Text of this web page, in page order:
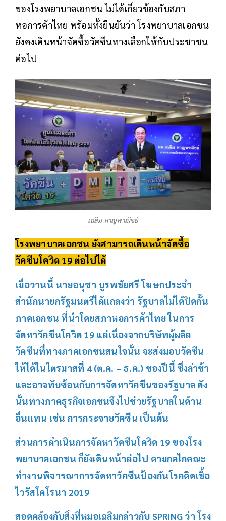
ของโรงพยาบาลเอกชน ไม่ได้เกี่ยวข้องกับสภา
หอการค้าไทย พร้อมทั้งยืนยันว่า โรงพยาบาลเอกชน
ยังคงเดินหน้าจัดซื้อวัคซีนทางเลือกให้กับประชาชน
ต่อไป
เฉลิม หาญพาณิชย์
โรงพยาบาลเอกชน ยังสามารถเดินหน้าจัดซื้อ
วัคซีนโควิด 19 ต่อไปได้
เมื่อวานนี้ นายอนุชา บูรพชัยศรี โฆษกประจำ
สำนักนายกรัฐมนตรีได้แถลงว่า รัฐบาลไม่ได้ปิดกั้น
ภาคเอกชน ที่นำโดยสภาหอการค้าไทย ในการ
จัดหาวัคซีนโควิด 19 แต่เนื่องจากบริษัทผู้ผลิต
วัคซีนที่ทางภาคเอกชนสนใจนั้น จะส่งมอบวัคซีน
ให้ได้ในไตรมาสที่ 4 (ต.ค. – ธ.ค.) ของปีนี้ ซึ่งล่าช้า
และอาจทับซ้อนกับการจัดหาวัคซีนของรัฐบาล ดัง
นั้นทางภาคธุรกิจเอกชนจึงไปช่วยรัฐบาลในด้าน
อื่นแทน เช่น การกระจายวัคซีน เป็นต้น
ส่วนการดำเนินการจัดหาวัคซีนโควิด 19 ของโรง
พยาบาลเอกชน ก็ยังเดินหน้าต่อไป ตามกลไกคณะ
ทำงานพิจารณาการจัดหาวัคซีนป้องกันโรคติดเชื้อ
ไวรัสโคโรนา 2019
สอดคล้องกับสิ่งที่หมอเฉลิมกล่าวกับ SPRiNG ว่า โรง